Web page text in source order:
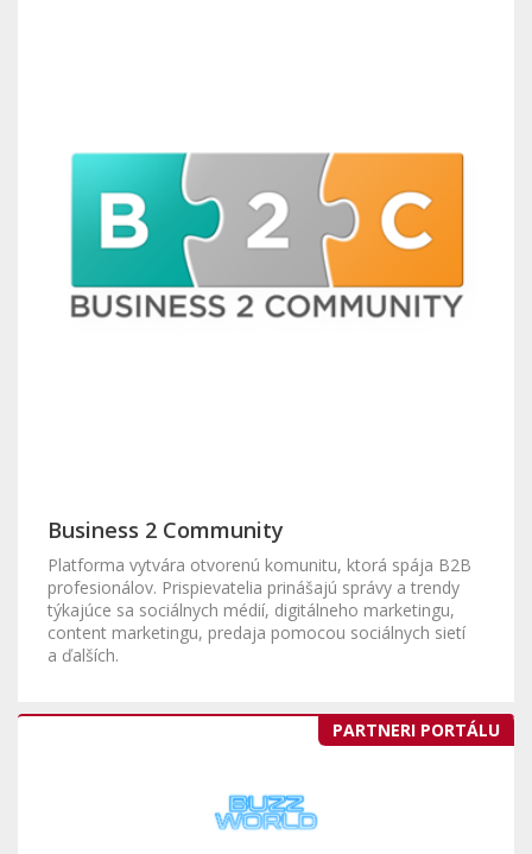
Business 2 Community
Platforma vytvára otvorenú komunitu, ktorá spája B2B
profesionálov. Prispievatelia prinášajú správy a trendy
týkajúce sa sociálnych médií, digitálneho marketingu,
content marketingu, predaja pomocou sociálnych sietí
a ďalších.
PARTNERI PORTÁLU